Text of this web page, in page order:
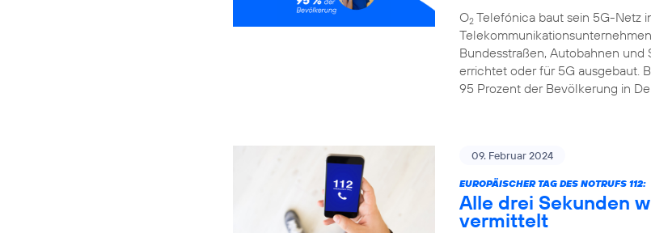
O2 Telefónica baut sein 5G-Netz
Bundesstraßen, Autobahnen und
errichtet oder für 5G ausgebaut.
95 Prozent der Bevölkerung in
09. Februar 2024
EUROPÄISCHER TAG DES NOTRUFS 112:
Alle drei Sekunden
vermittelt